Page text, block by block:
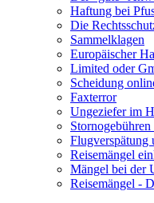
Haftung bei
Die
Sammelklagen
Europäischer
Limited oder
Scheidung
Faxterror
Ungeziefer im
Flugverspätung
Reisemängel
Mängel bei der
Reisemängel -